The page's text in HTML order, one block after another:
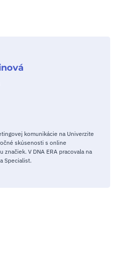
komunikácie na Univerzite
skúsenosti s online
značiek. V DNA ERA pracovala na
Specialist.